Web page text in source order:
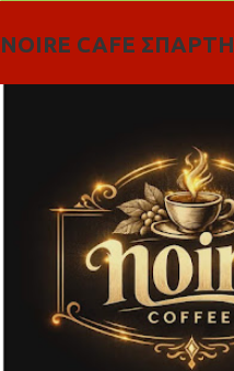
NOIRE CAFE ΣΠΑΡΤΗ